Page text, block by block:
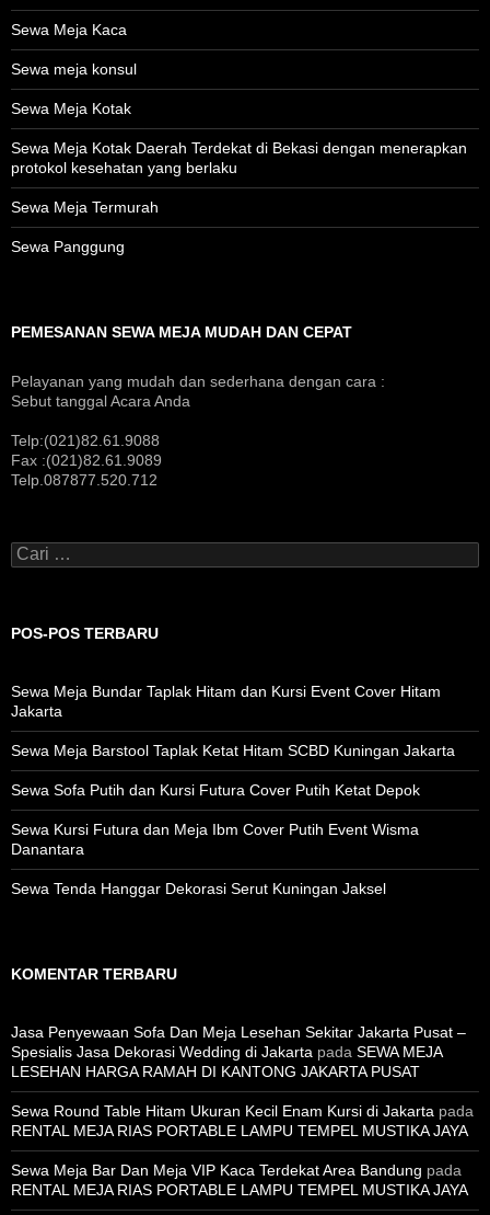
Sewa Meja Kaca
Sewa meja konsul
Sewa Meja Kotak
Sewa Meja Kotak Daerah Terdekat di Bekasi dengan menerapkan
protokol kesehatan yang berlaku
Sewa Meja Termurah
Sewa Panggung
PEMESANAN SEWA MEJA MUDAH DAN CEPAT
Pelayanan yang mudah dan sederhana dengan cara :
Sebut tanggal Acara Anda
Telp:(021)82.61.9088
Fax :(021)82.61.9089
Telp.087877.520.712
Cari
untuk:
POS-POS TERBARU
Sewa Meja Bundar Taplak Hitam dan Kursi Event Cover Hitam
Jakarta
Sewa Meja Barstool Taplak Ketat Hitam SCBD Kuningan Jakarta
Sewa Sofa Putih dan Kursi Futura Cover Putih Ketat Depok
Sewa Kursi Futura dan Meja Ibm Cover Putih Event Wisma
Danantara
Sewa Tenda Hanggar Dekorasi Serut Kuningan Jaksel
KOMENTAR TERBARU
Jasa Penyewaan Sofa Dan Meja Lesehan Sekitar Jakarta Pusat –
Spesialis Jasa Dekorasi Wedding di Jakarta pada SEWA MEJA
LESEHAN HARGA RAMAH DI KANTONG JAKARTA PUSAT
Sewa Round Table Hitam Ukuran Kecil Enam Kursi di Jakarta pada
RENTAL MEJA RIAS PORTABLE LAMPU TEMPEL MUSTIKA JAYA
Sewa Meja Bar Dan Meja VIP Kaca Terdekat Area Bandung pada
RENTAL MEJA RIAS PORTABLE LAMPU TEMPEL MUSTIKA JAYA